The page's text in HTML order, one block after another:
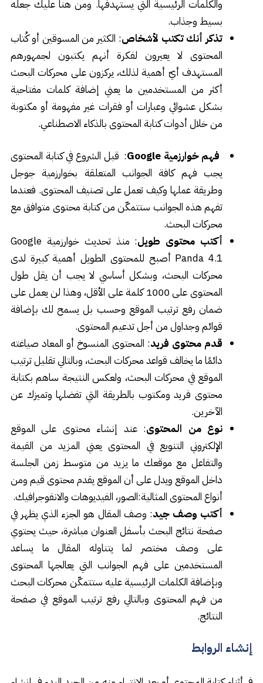
والكلمات الرئيسية التي يستهدفها. ومن هنا عليك جعله
بسيط وجذاب.
تذكر أنك تكتب لأشخاص: الكثير من المسوقين أو كُتاب
المحتوى لا يعيرون لفكرة أنهم يكتبون لجمهورهم
المستهدف أيّ أهمية لذلك، يركزون على محركات البحث
أكثر من المستخدمين ما يعني إضافة كلمات مفتاحية
بشكل عشوائي وعبارات أو فقرات غير مفهومة أو مكتوبة
من خلال أدوات كتابة المحتوى بالذكاء الاصطناعي.
فهم خوارزمية Google
: قبل الشروع في كتابة المحتوى
يجب فهم كافة الجوانب المتعلقة بخوارزمية جوجل
وطريقة عملها وكيف تعمل على تصنيف المحتوى. فعندما
تفهم هذه الجوانب ستتمكّن من كتابة محتوى متوافق مع
محركات البحث.
أكتب محتوى طويل
: منذ تحديث خوارزمية Google
Panda 4.1 أصبح للمحتوى الطويل أهمية كبيرة لدى
محركات البحث، وبشكل أساسي لا يجب أن يقل طول
المحتوى على 1000 كلمة على الأقل، وهذا لن يعمل على
ضمان رفع ترتيب الموقع وحسب بل يسمح لك بإضافة
قوائم وجداول من أجل تدعيم المحتوى.
قدم محتوى فريد: المحتوى المنسوخ أو المعاد صياغته
دائمًا ما يخالف قواعد محركات البحث، وبالتالي تقليل ترتيب
الموقع في محركات البحث، ولعكس النتيجة ساهم بكتابة
محتوى فريد ومكتوب بالطريقة التي تفضلها وتميزك عن
الآخرين.
نوع من المحتوى: عند إنشاء محتوى على الموقع
الإلكتروني التنويع في المحتوى يعني المزيد من القيمة
والتفاعل مع موقعك ما يزيد من متوسط زمن الجلسة
داخل الموقع ويدل على أن الموقع يقدم محتوى قيم ومن
أنواع المحتوى المثالية:الصور، الفيديوهات والانفوجرافيك.
أكتب وصف جيد: وصف المقال هو الجزء الذي يظهر في
صفحة نتائج البحث بأسفل العنوان مباشرة، حيث يحتوي
على وصف مختصر لما يتناوله المقال ما يساعد
المستخدمين على فهم الجوانب التي يعالجها المحتوى
وبإضافة الكلمات الرئيسية عليه ستتمكّن محركات البحث
من فهم المحتوى وبالتالي رفع ترتيب الموقع في صفحة
النتائج.
إنشاء الروابط